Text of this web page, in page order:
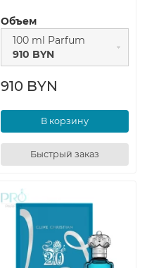
Объем
100 ml Parfum
910 BYN
910 BYN
В корзину
Быстрый заказ